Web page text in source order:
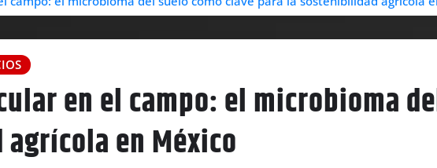
en el campo: el microbioma
en México